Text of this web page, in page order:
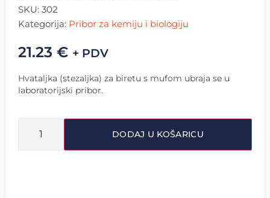
SKU: 302
Kategorija: Pribor za kemiju i biologiju
21.23 € + PDV
Hvataljka (stezaljka) za biretu s mufom ubraja se u
laboratorijski pribor.
DODAJ U KOŠARICU